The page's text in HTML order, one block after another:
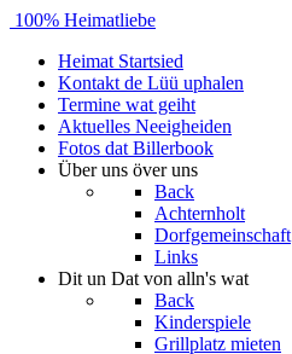
100% Heimatliebe
Heimat Startsied
Kontakt de Lüü uphalen
Termine wat geiht
Aktuelles Neeigheiden
Fotos dat Billerbook
Über uns över uns
Back
Achternholt
Dorfgemeinschaft
Links
Dit un Dat von alln's wat
Back
Kinderspiele
Grillplatz mieten